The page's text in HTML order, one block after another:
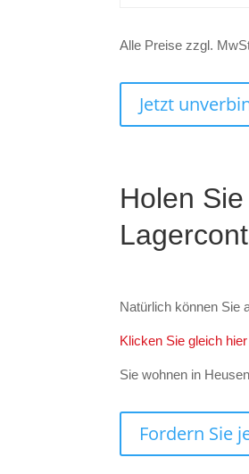
Alle Preise zzgl.
Jetzt
Holen
Natürlich können Sie
Klicken Sie gleich
Sie wohnen in
Fordern Sie